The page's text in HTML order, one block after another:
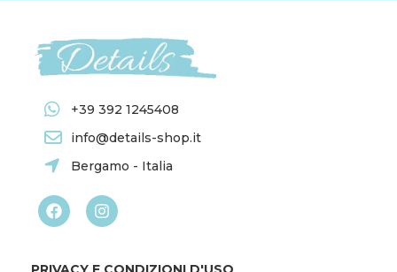
+39 392 1245408
info@details-shop.it
Bergamo - Italia